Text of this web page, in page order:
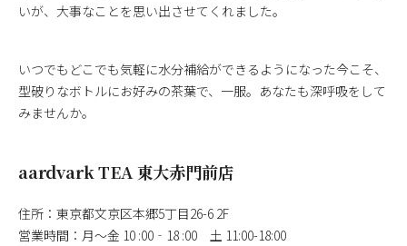
いが、大事なことを思い出させてくれました。
いつでもどこでも気軽に水分補給ができるようになった今こそ、
型破りなボトルにお好みの茶葉で、一服。あなたも深呼吸をして
みませんか。
aardvark TEA 東大赤門前店
住所：東京都文京区本郷5丁目26-6 2F
営業時間：月〜金 10 :00‐18 :00 土 11:00-18:00